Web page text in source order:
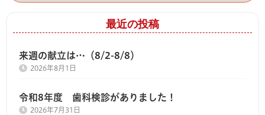
最近の投稿
来週の献立は…（8/2-8/8）
2026年8月1日
令和8年度 歯科検診がありました！
2026年7月31日